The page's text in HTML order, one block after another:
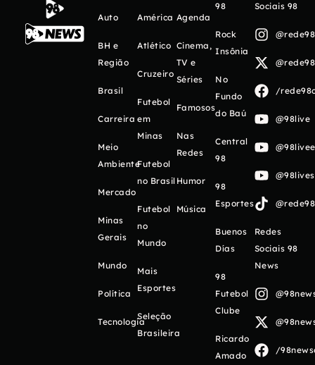
Auto
BH e
Região
Brasil
Carreira
Meio
Ambiente
Mercado
Minas
Gerais
Mundo
Política
Tecnologia
América
Atlético
Cruzeiro
Futebol
em
Minas
Futebol
no Brasil
Futebol
no
Mundo
Mais
Esportes
Seleção
Brasileira
Agenda
Cinema,
TV e
Séries
Famosos
Nas
Redes
Humor
Música
98
Rock
Insônia
No
Fundo
do Baú
Central
98
98
Esportes
Buenos
Días
98
Futebol
Clube
Ricardo
Amado
Sociais 98
/
@98live
Redes
Sociais 98
News
/